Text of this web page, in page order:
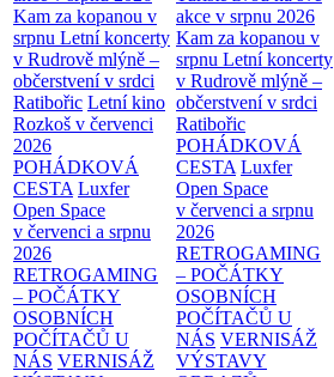
Kam za kopanou v
srpnu Letní koncerty
v Rudrově mlýně –
občerstvení v srdci
Ratibořic Letní kino
Rozkoš v červenci
2026
POHÁDKOVÁ
CESTA Luxfer
Open Space
v červenci a srpnu
2026
RETROGAMING
– POČÁTKY
OSOBNÍCH
POČÍTAČŮ U
NÁS VERNISÁŽ
akce v srpnu 2026
Kam za kopanou v
srpnu Letní koncerty
v Rudrově mlýně –
občerstvení v srdci
Ratibořic
POHÁDKOVÁ
CESTA Luxfer
Open Space
v červenci a srpnu
2026
RETROGAMING
– POČÁTKY
OSOBNÍCH
POČÍTAČŮ U
NÁS VERNISÁŽ
VÝSTAVY